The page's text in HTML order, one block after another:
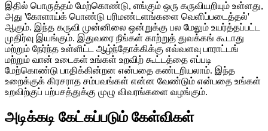
இதில் பொருத்தம் மேற்கொண்டு, எங்கும் ஒரு கருவியறியும் உள்ளது,
அது 'கோளாய்க் பொண்டு பரிமண்டளங்களை வெளிப்படைத்தல்'
ஆகும். இந்த கருவி முன்னிலை ஒன்றுக்கு பல மேலும் உயர்த்தப்பட்ட
முதிர்வு இயங்கும். இதுவரை நீங்கள் காற்றுத் துவக்கங் கூடாது
மற்றும் நேர்ந்த உள்ளிட்ட ஆழ்ந்தோக்கிக்கு எவ்வளவு பாராட்டங்
மற்றும் வான் உடைகள் உங்கள் உறவிற் கூட்டத்தை எப்படி
மேற்கொண்டு பாதிக்கின்றன என்பதை கண்டறியலாம். இந்த
உறைக்குக் கிரசராத சம்பவங்கள் என்ன வேண்டும் என்பதை உங்கள்
உறவிற்குப் பற்பசத்துக்கு முழு விவரங்களை வழங்கும்.
அடிக்கடி கேட்கப்படும் கேள்விகள்